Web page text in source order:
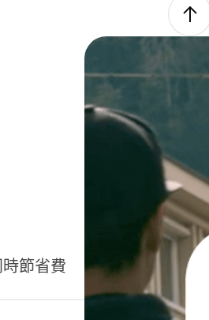
節省費